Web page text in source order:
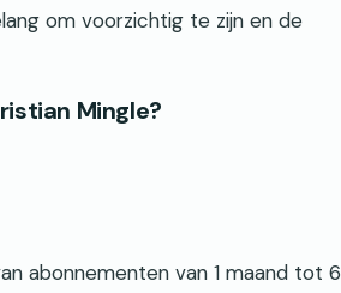
om voorzichtig te zijn en de
Mingle?
abonnementen van 1 maand tot 6